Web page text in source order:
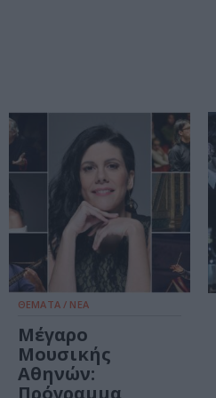
ΘΕΜΑΤΑ / ΝΕΑ
Μέγαρο
Μουσικής
Αθηνών: